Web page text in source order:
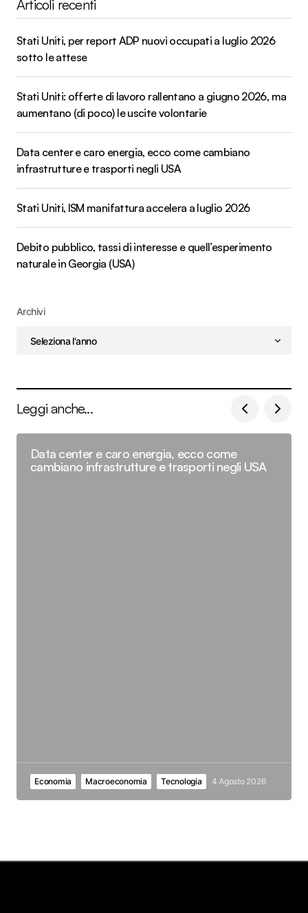
Articoli recenti
Stati Uniti, per report ADP nuovi occupati a luglio 2026
sotto le attese
Stati Uniti: offerte di lavoro rallentano a giugno 2026, ma
aumentano (di poco) le uscite volontarie
Data center e caro energia, ecco come cambiano
infrastrutture e trasporti negli USA
Stati Uniti, ISM manifattura accelera a luglio 2026
Debito pubblico, tassi di interesse e quell’esperimento
naturale in Georgia (USA)
Archivi
Leggi anche...
Data center e caro energia, ecco come
cambiano infrastrutture e trasporti negli USA
Economia Macroeconomia Tecnologia 4 Agosto 2026